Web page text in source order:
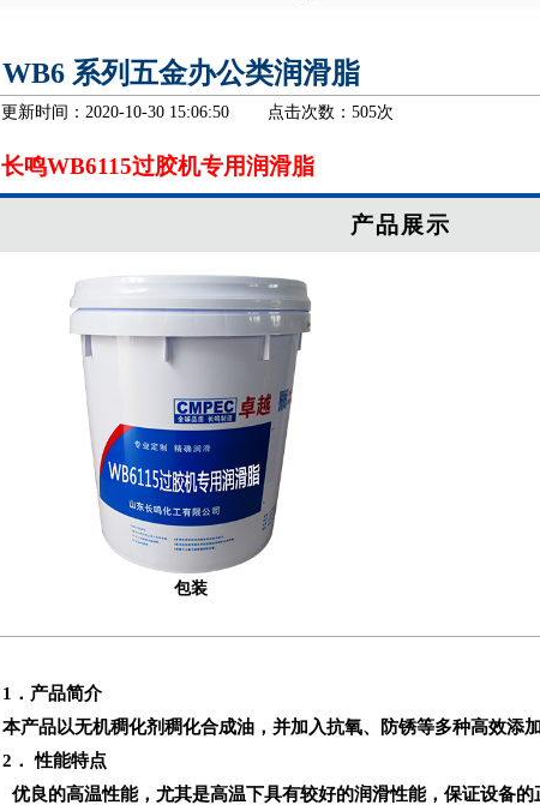
WB6 系列五金办公类润滑脂
更新时间：2020-10-30 15:06:50 点击次数： 505次
长鸣WB6115过胶机专用润滑脂
产品展示
包装
1 ．产品简介
本产品以无机稠化剂稠化合成油，并加入抗氧、防锈等多种高效添
2 ． 性能特点
优良的高温性能，尤其是高温下具有较好的润滑性能，保证设备的